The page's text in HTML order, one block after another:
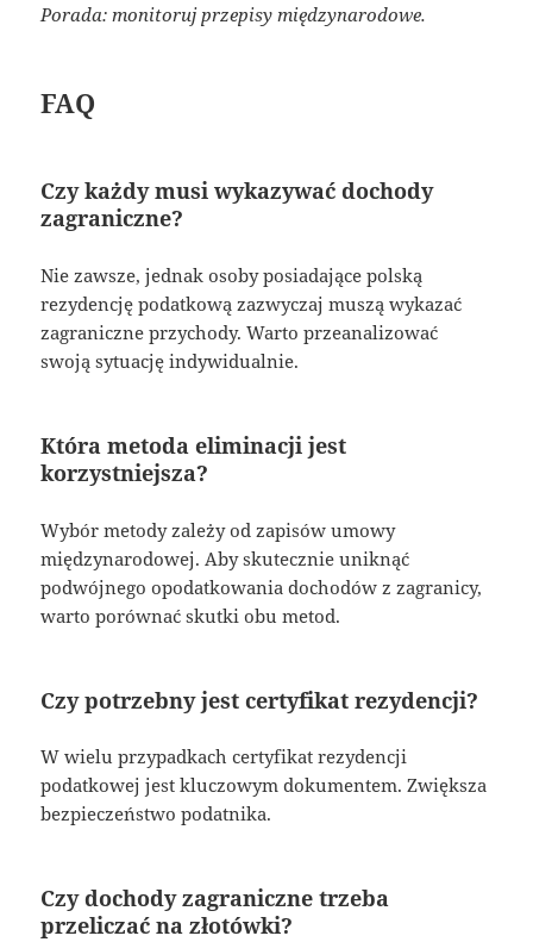
Porada: monitoruj przepisy międzynarodowe.
FAQ
Czy każdy musi wykazywać dochody
zagraniczne?
Nie zawsze, jednak osoby posiadające polską
rezydencję podatkową zazwyczaj muszą wykazać
zagraniczne przychody. Warto przeanalizować
swoją sytuację indywidualnie.
Która metoda eliminacji jest
korzystniejsza?
Wybór metody zależy od zapisów umowy
międzynarodowej. Aby skutecznie uniknąć
podwójnego opodatkowania dochodów z zagranicy,
warto porównać skutki obu metod.
Czy potrzebny jest certyfikat rezydencji?
W wielu przypadkach certyfikat rezydencji
podatkowej jest kluczowym dokumentem. Zwiększa
bezpieczeństwo podatnika.
Czy dochody zagraniczne trzeba
przeliczać na złotówki?